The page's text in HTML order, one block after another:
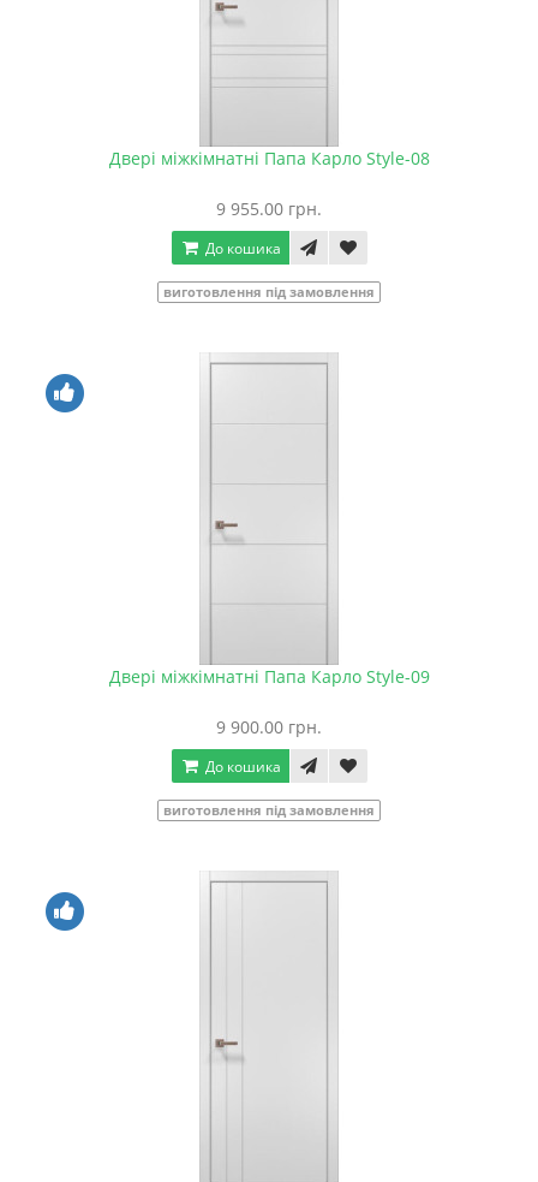
Двері міжкімнатні Папа Карло Style-08
9 955.00 грн.
До кошика
виготовлення під замовлення
Двері міжкімнатні Папа Карло Style-09
9 900.00 грн.
До кошика
виготовлення під замовлення